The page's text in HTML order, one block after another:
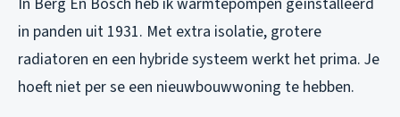
in panden uit 1931. Met extra isolatie, grotere
radiatoren en een hybride systeem werkt het prima. Je
hoeft niet per se een nieuwbouwwoning te hebben.